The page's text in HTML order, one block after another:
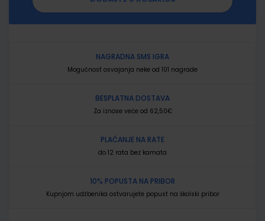
NAGRADNA SMS IGRA
Mogućnost osvajanja neke od 101 nagrade
BESPLATNA DOSTAVA
Za iznose veće od 62,50€
PLAĆANJE NA RATE
do 12 rata bez kamata
10% POPUSTA NA PRIBOR
Kupnjom udžbenika ostvarujete popust na školski pribor